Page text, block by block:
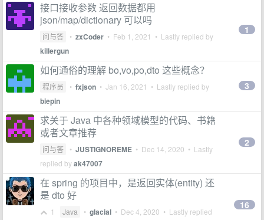
接口接收参数 返回数据都用
json/map/dictionary 可以吗
问与答 • zxCoder • Feb 1, 2021 • Lastly replied by
killergun
1
如何通俗的理解 bo,vo,po,dto 这些概念？
程序员 • fxjson • Jan 16, 2021 • Lastly replied by
biepin
3
求关于 Java 中各种领域模型的代码、书籍
或者文章推荐
问与答 • JUSTIGNOREME • Dec 14, 2020 • Lastly
replied byak47007
2
在 spring 的项目中，是返回实体(entity) 还
是 dto 好
1 Java • glacial • Dec 4, 2020 • Lastly replied
16